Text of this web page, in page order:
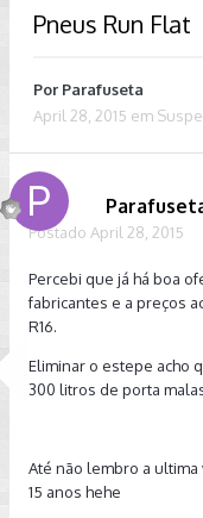
Pneus Run Flat
Por Parafuseta
April 28, 2015 em
Postado April 28, 2015
Percebi que já há boa
fabricantes e a preços
R16.
Eliminar o estepe acho
300 litros de porta
Até não lembro a
15 anos hehe